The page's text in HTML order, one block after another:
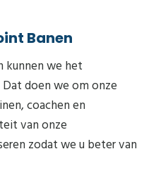
Banen
kunnen we het
doen we om onze
coachen en
van onze
zodat we u beter van